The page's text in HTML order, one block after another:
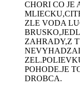
CHORI CO JE
ZLE VODA
ZAHRADY,Z
POHODE.JE
DROBCA.